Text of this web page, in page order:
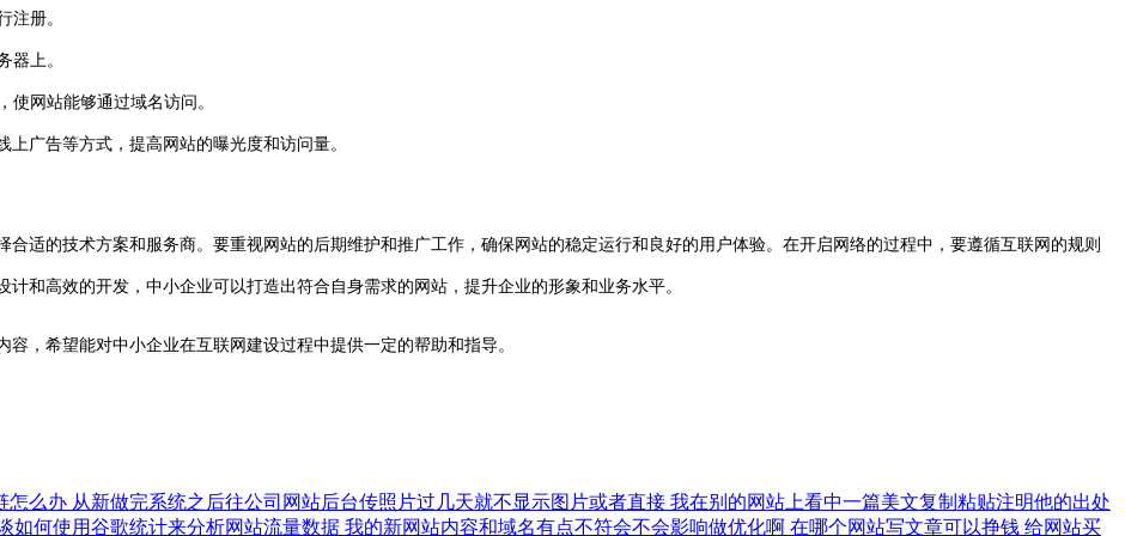
注册。
上。
网站能够通过域名访问。
广告等方式，提高网站的曝光度和访问量。
的技术方案和服务商。要重视网站的后期维护和推广工作，确保网站的稳定运行和良好的用户体验。在开启网络的过程中，要遵循互联网的规则
和高效的开发，中小企业可以打造出符合自身需求的网站，提升企业的形象和业务水平。
，希望能对中小企业在互联网建设过程中提供一定的帮助和指导。
怎么办 从新做完系统之后往公司网站后台传照片过几天就不显示图片或者直接 我在别的网站上看中一篇美文复制粘贴注明他的出处
如何使用谷歌统计来分析网站流量数据 我的新网站内容和域名有点不符会不会影响做优化啊 在哪个网站写文章可以挣钱 给网站买